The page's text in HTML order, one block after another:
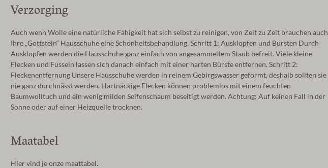
Verzorging
Auch wenn Wolle eine natürliche Fähigkeit hat sich selbst zu reinigen, von Zeit zu Zeit brauchen auch
Ihre „Gottstein“ Hausschuhe eine Schönheitsbehandlung. Schritt 1: Ausklopfen und Bürsten Durch
Ausklopfen werden die Hausschuhe ganz einfach von angesammeltem Staub befreit. Viele kleine
Flecken und Fusseln lassen sich danach einfach mit einer harten Bürste entfernen. Schritt 2:
Fleckenentfernung Unsere Hausschuhe werden in reinem Gebirgswasser geformt, deshalb sollten sie
nie ganz durchnässt werden. Hartnäckige Flecken können problemlos mit einem feuchten
Baumwolltuch und ein wenig milden Seifenschaum beseitigt werden. Achtung: Auf keinen Fall in der
Sonne oder auf einer Heizquelle trocknen.
Maatabel
Hier vind je onze maattabel.